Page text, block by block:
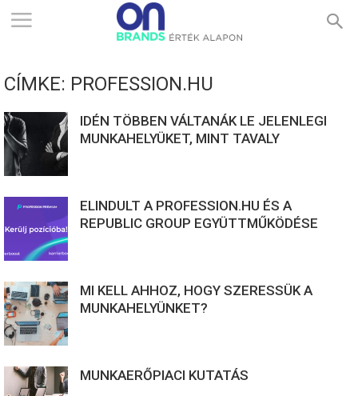
ONBRANDS
ÉRTÉK
ALAPON
CÍMKE: PROFESSION.HU
IDÉN TÖBBEN VÁLTANÁK LE JELENLEGI
MUNKAHELYÜKET, MINT TAVALY
ELINDULT A PROFESSION.HU ÉS A
REPUBLIC GROUP EGYÜTTMŰKÖDÉSE
MI KELL AHHOZ, HOGY SZERESSÜK A
MUNKAHELYÜNKET?
MUNKAERŐPIACI KUTATÁS